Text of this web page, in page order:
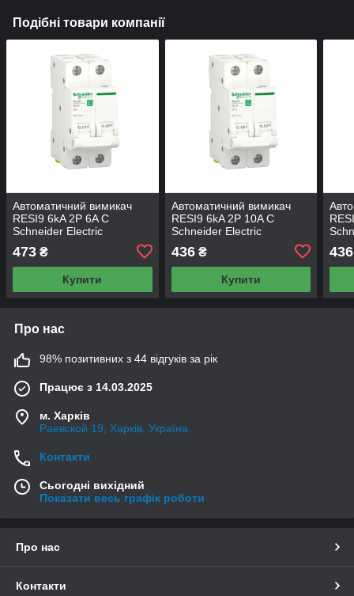
Подібні товари компанії
Автоматичний вимикач
RESI9 6kA 2P 6A C
Schneider Electric
473 ₴
Купити
Автоматичний вимикач
RESI9 6kA 2P 10A C
Schneider Electric
436₴
Купити
436
Про нас
98% позитивних з 44 відгуків за рік
Працює з 14.03.2025
м. Харків
Раевской 19, Харків, Україна
Контакти
Сьогодні вихідний
Показати весь графік роботи
Про нас
Контакти